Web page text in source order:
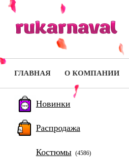
ГЛАВНАЯ О КОМПАНИИ
Новинки
Распродажа
Костюмы (4586)